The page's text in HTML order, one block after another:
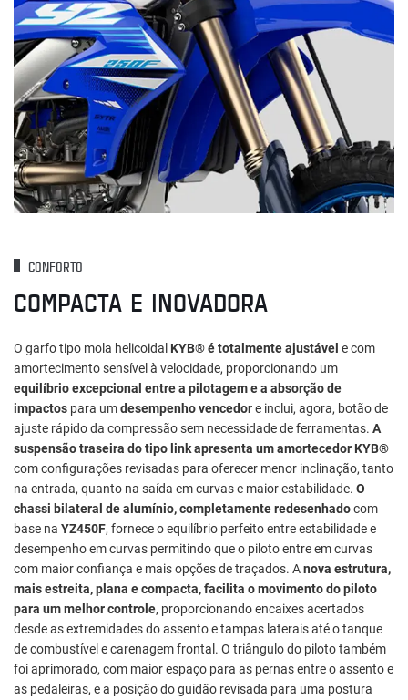
CONFORTO
COMPACTA E INOVADORA
O garfo tipo mola helicoidal KYB® é totalmente ajustável e com
amortecimento sensível à velocidade, proporcionando um
equilíbrio excepcional entre a pilotagem e a absorção de
impactos para umdesempenho vencedore inclui, agora, botão de
ajuste rápido da compressão sem necessidade de ferramentas. A
suspensão traseira do tipo link apresenta um amortecedor KYB®
com configurações revisadas para oferecer menor inclinação, tanto
na entrada, quanto na saída em curvas e maior estabilidade. O
chassi bilateral de alumínio, completamente redesenhadocom
base na YZ450F, fornece o equilíbrio perfeito entre estabilidade e
desempenho em curvas permitindo que o piloto entre em curvas
com maior confiança e mais opções de traçados. Anova estrutura,
mais estreita, plana e compacta, facilita o movimento do piloto
para um melhor controle, proporcionando encaixes acertados
desde as extremidades do assento e tampas laterais até o tanque
de combustível e carenagem frontal. O triângulo do piloto também
foi aprimorado, com maior espaço para as pernas entre o assento e
as pedaleiras, e a posição do guidão revisada para uma postura